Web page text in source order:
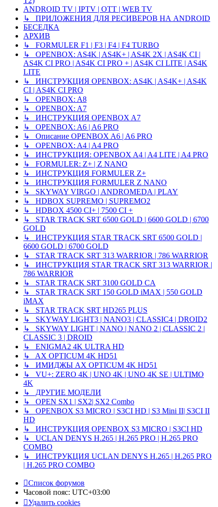
ANDROID TV | IPTV | OTT | WEB TV
↳ ПРИЛОЖЕНИЯ ДЛЯ РЕСИВЕРОВ НА ANDROID
БЕСЕДКА
АРХИВ
↳ FORMULER F1 | F3 | F4 | F4 TURBO
↳ OPENBOX: AS4K | AS4K+ | AS4K 2X | AS4K CI |
AS4K CI PRO | AS4K CI PRO + | AS4K CI LITE | AS4K
LITE
↳ ИНСТРУКЦИЯ OPENBOX: AS4K | AS4K+ | AS4K
CI | AS4K CI PRO
↳ OPENBOX: A8
↳ OPENBOX: A7
↳ ИНСТРУКЦИЯ OPENBOX A7
↳ OPENBOX: A6 | A6 PRO
↳ Описание OPENBOX A6 | A6 PRO
↳ OPENBOX: A4 | A4 PRO
↳ ИНСТРУКЦИЯ: OPENBOX A4 | A4 LITE | A4 PRO
↳ FORMULER: Z+ | Z NANO
↳ ИНСТРУКЦИЯ FORMULER Z+
↳ ИНСТРУКЦИЯ FORMULER Z NANO
↳ SKYWAY VIRGO | ANDROMEDA | PLAY
↳ HDBOX SUPREMO | SUPREMO2
↳ HDBOX 4500 CI+ | 7500 CI +
↳ STAR TRACK SRT 6500 GOLD | 6600 GOLD | 6700
GOLD
↳ ИНСТРУКЦИЯ STAR TRACK SRT 6500 GOLD |
6600 GOLD | 6700 GOLD
↳ STAR TRACK SRT 313 WARRIOR | 786 WARRIOR
↳ ИНСТРУКЦИЯ STAR TRACK SRT 313 WARRIOR |
786 WARRIOR
↳ STAR TRACK SRT 3100 GOLD CA
↳ STAR TRACK SRT 150 GOLD iMAX | 550 GOLD
iMAX
↳ STAR TRACK SRT HD265 PLUS
↳ SKYWAY LIGHT3 | NANO3 | CLASSIC4 | DROID2
↳ SKYWAY LIGHT | NANO | NANO 2 | CLASSIC 2 |
CLASSIC 3 | DROID
↳ ENIGMA2 4K ULTRA HD
↳ AX OPTICUM 4K HD51
↳ ИМИДЖЫ AX OPTICUM 4K HD51
↳ VU+: ZERO 4K | UNO 4K | UNO 4K SE | ULTIMO
4K
↳ ДРУГИЕ МОДЕЛИ
↳ OPEN SX1 | SX2| SX2 Combo
↳ OPENBOX S3 MICRO | S3CI HD | S3 Mini II| S3CI II
HD
↳ ИНСТРУКЦИЯ OPENBOX S3 MICRO | S3CI HD
↳ UCLAN DENYS H.265 | H.265 PRO | H.265 PRO
COMBO
↳ ИНСТРУКЦИЯ UCLAN DENYS H.265 | H.265 PRO
| H.265 PRO COMBO
Список форумов
Часовой пояс: UTC+03:00
Удалить cookies